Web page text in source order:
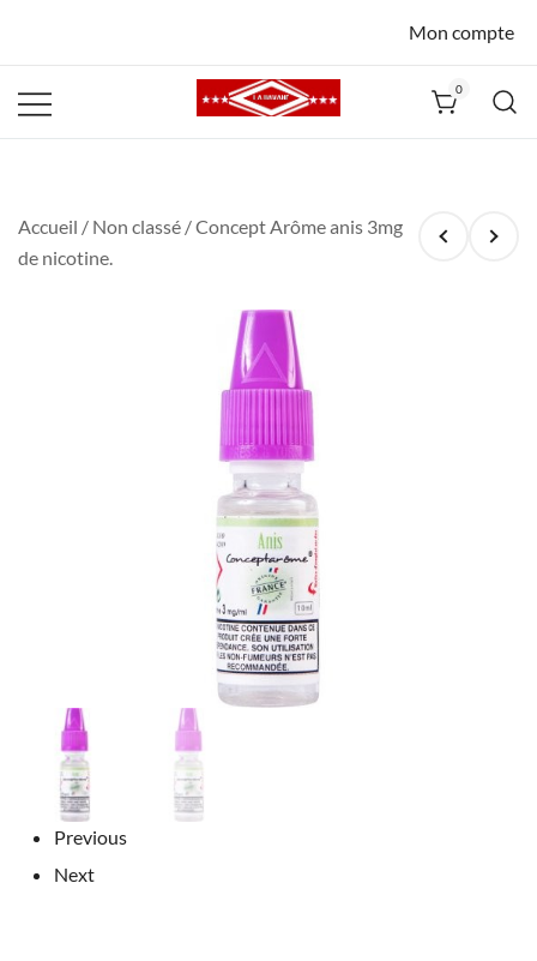
Mon compte
0
Accueil / Non classé / Concept Arôme anis 3mg
de nicotine.
Previous
Next